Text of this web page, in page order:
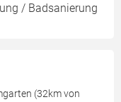
/ Badsanierung
(32km von